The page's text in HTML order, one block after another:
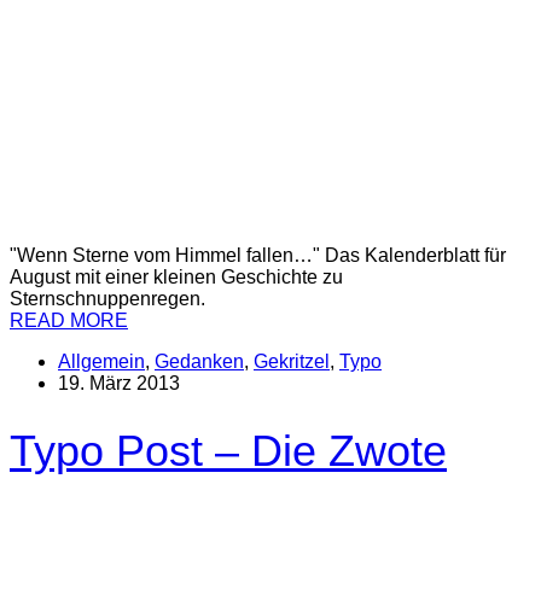
"Wenn Sterne vom Himmel fallen…" Das Kalenderblatt für
August mit einer kleinen Geschichte zu
Sternschnuppenregen.
READ MORE
Allgemein, Gedanken, Gekritzel , Typo
19. März 2013
Typo Post – Die Zwote